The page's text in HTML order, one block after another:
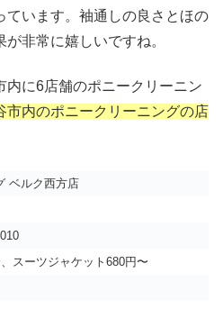
ています。袖通しの良さとほの
非常に嬉しいですね。
内に6店舗のポニークリーニン
市内のポニークリーニングの店
ベルク西方店
スーツジャケット680円〜